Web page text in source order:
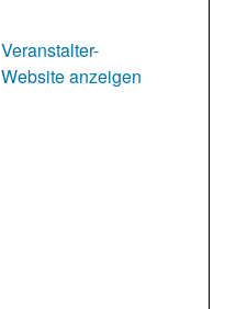
Veranstalter-
Website anzeigen